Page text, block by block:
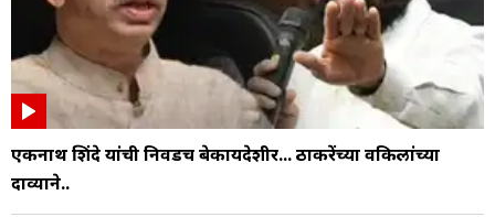
एकनाथ शिंदे यांची निवडच बेकायदेशीर... ठाकरेंच्या वकिलांच्या
दाव्याने..